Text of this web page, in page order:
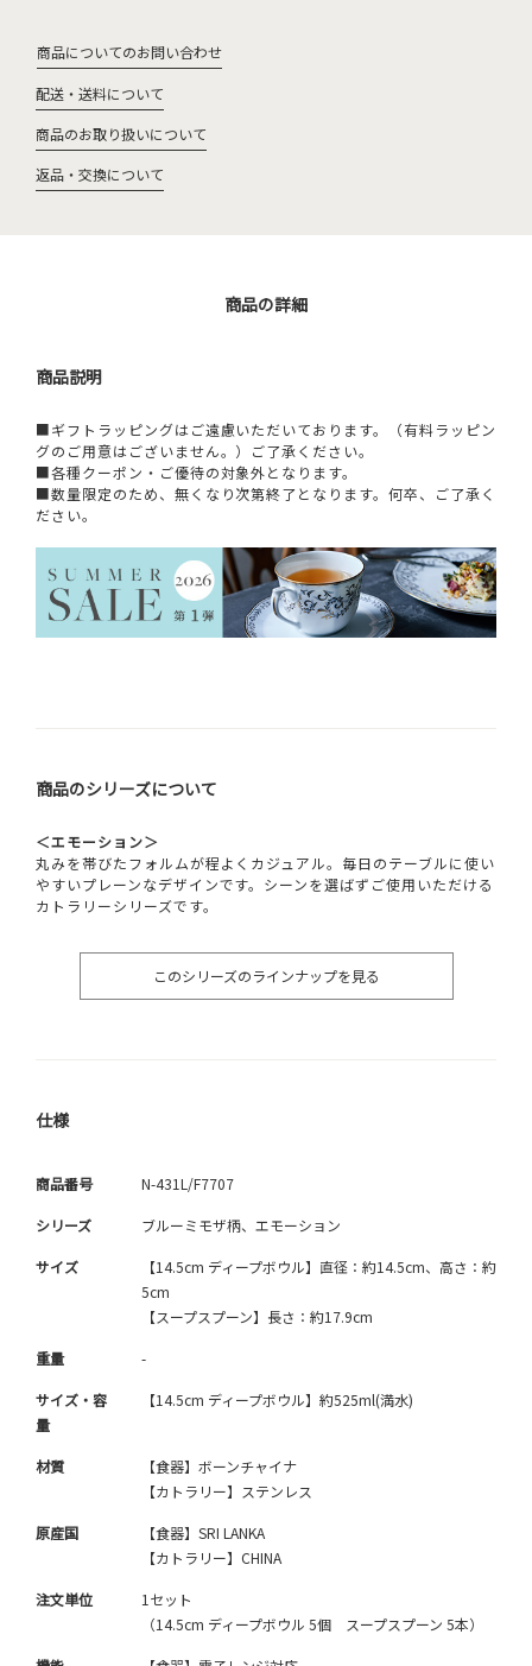
商品についてのお問い合わせ
配送・送料について
商品のお取り扱いについて
返品・交換について
商品の詳細
商品説明
■ギフトラッピングはご遠慮いただいております。（有料ラッピン
グのご用意はございません。）ご了承ください。
■各種クーポン・ご優待の対象外となります。
■数量限定のため、無くなり次第終了となります。何卒、ご了承く
ださい。
商品のシリーズについて
＜エモーション＞
丸みを帯びたフォルムが程よくカジュアル。毎日のテーブルに使い
やすいプレーンなデザインです。シーンを選ばずご使用いただける
カトラリーシリーズです。
このシリーズのラインナップを見る
仕様
商品番号 N-431L/F7707
シリーズ ブルーミモザ柄、エモーション
サイズ
【14.5cm ディープボウル】直径：約14.5cm、高さ：約
5cm
【スープスプーン】長さ：約17.9cm
重量 -
サイズ・容
量
【14.5cm ディープボウル】約525ml(満水)
材質
【食器】ボーンチャイナ
【カトラリー】ステンレス
原産国
【食器】SRI LANKA
【カトラリー】CHINA
注文単位
1セット
（14.5cm ディープボウル 5個 スープスプーン 5本）